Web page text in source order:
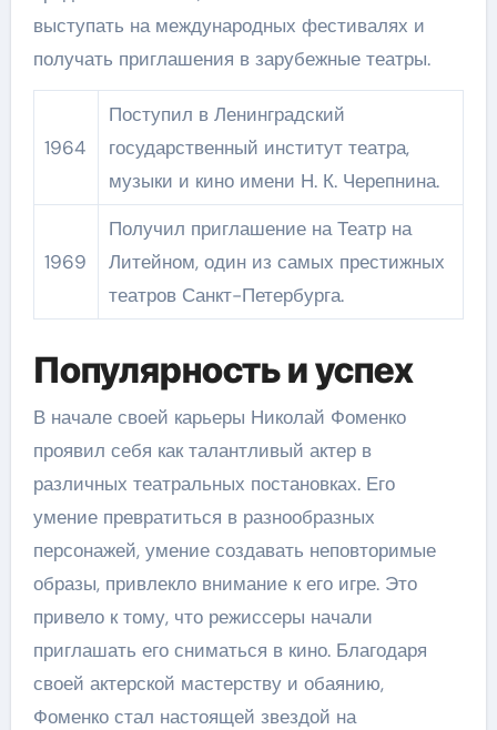
выступать на международных фестивалях и
получать приглашения в зарубежные театры.
1964
Поступил в Ленинградский
государственный институт театра,
музыки и кино имени Н. К. Черепнина.
1969
Получил приглашение на Театр на
Литейном, один из самых престижных
театров Санкт-Петербурга.
Популярность и успех
В начале своей карьеры Николай Фоменко
проявил себя как талантливый актер в
различных театральных постановках. Его
умение превратиться в разнообразных
персонажей, умение создавать неповторимые
образы, привлекло внимание к его игре. Это
привело к тому, что режиссеры начали
приглашать его сниматься в кино. Благодаря
своей актерской мастерству и обаянию,
Фоменко стал настоящей звездой на